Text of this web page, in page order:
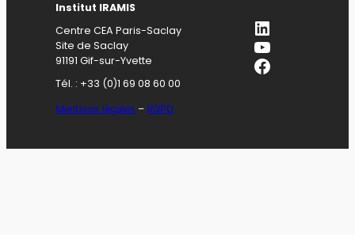
Institut IRAMIS
Centre CEA Paris-Saclay
Site de Saclay
91191 Gif-sur-Yvette
Tél. : +33 (0)1 69 08 60 00
Mentions légales – RGPD
LinkedIn
YouTube
Facebook